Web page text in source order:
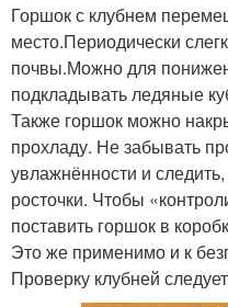
Горшок с клубнем
место.Периодически
почвы.Можно для
подкладывать ледяные
Также горшок можно
прохладу. Не забывать
увлажнённости и
росточки. Чтобы
поставить горшок в
Это же применимо и к
Проверку клубней